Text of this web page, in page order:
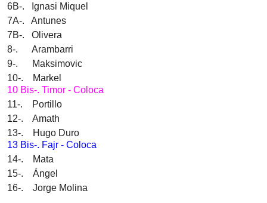
6B-. Ignasi Miquel
7A-. Antunes
7B-. Olivera
8-. Arambarri
9-. Maksimovic
10-. Markel
10 Bis-. Timor - Coloca
11-. Portillo
12-. Amath
13-. Hugo Duro
13 Bis-. Fajr - Coloca
14-. Mata
15-. Ángel
16-. Jorge Molina